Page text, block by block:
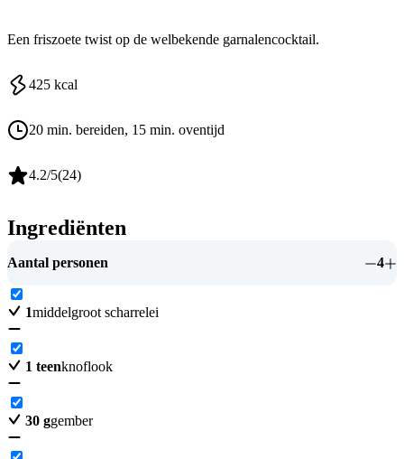
Een friszoete twist op de welbekende garnalencocktail.
425 kcal
20 min. bereiden, 15 min. oventijd
4.2/5(24)
Ingrediënten
Aantal personen 4
1middelgroot scharrelei
1 teenknoflook
30 ggember